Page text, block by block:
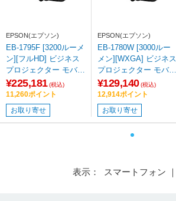
EPSON(エプソン)
EB-1795F [3200ルーメ
ン][フルHD] ビジネス
プロジェクター モバイ
ルモデル
¥225,181 (税込)
11,260ポイント
お取り寄せ
EPSON(エプソン)
EB-1780W [3000ルー
メン][WXGA] ビジネス
プロジェクター モバイ
ルモデル
¥129,140 (税込)
12,914ポイント
お取り寄せ
表示： スマートフォン ｜